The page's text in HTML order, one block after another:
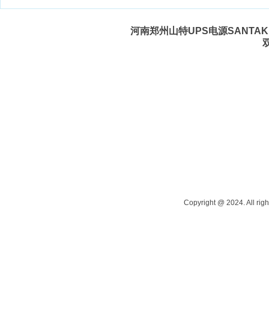
河南郑州山特UPS电源
Copyright @ 2024. All